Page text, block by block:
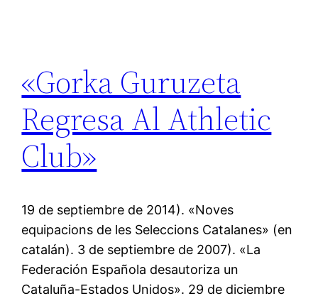
«Gorka Guruzeta
Regresa Al Athletic
Club»
19 de septiembre de 2014). «Noves
equipacions de les Seleccions Catalanes» (en
catalán). 3 de septiembre de 2007). «La
Federación Española desautoriza un
Cataluña-Estados Unidos». 29 de diciembre